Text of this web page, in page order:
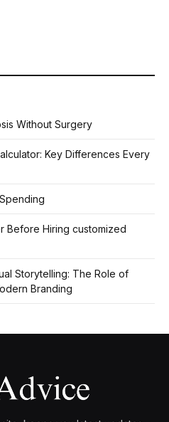
Without Surgery
Key Differences Every
Before Hiring customized
Storytelling: The Role of
Branding